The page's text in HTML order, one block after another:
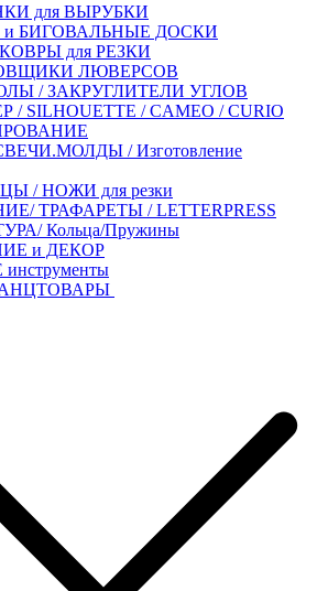
для ВЫРУБКИ
и БИГОВАЛЬНЫЕ ДОСКИ
для РЕЗКИ
ЛЮВЕРСОВ
/ ЗАКРУГЛИТЕЛИ УГЛОВ
/ SILHOUETTE / CAMEO / CURIO
/ Изготовление
/ НОЖИ для резки
ТРАФАРЕТЫ / LETTERPRESS
Кольца/Пружины
и ДЕКОР